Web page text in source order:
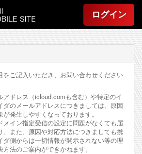
ログイン
をご記入いただき、お問い合わせください
アドレス（icloud.comも含む）や特定のイ
ダのメールアドレスにつきましては、原因
発生しやすくなっております。
メイン指定受信の設定に問題がなくても届
、また、原因や対応方法につきましても携
ダ側からは一切情報が開示されない等の理
法のご案内ができかねます。